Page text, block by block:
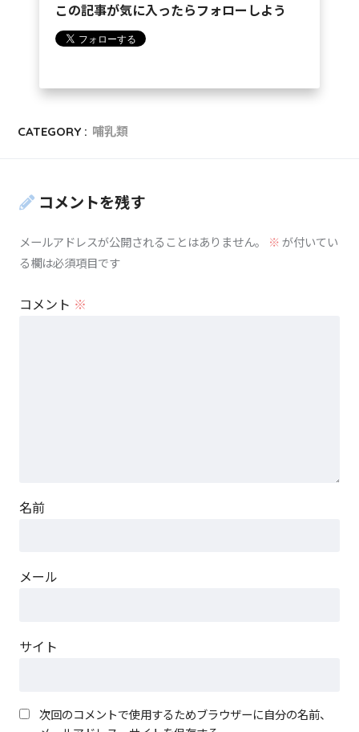
この記事が気に入ったらフォローしよう
CATEGORY : 哺乳類
コメントを残す
メールアドレスが公開されることはありません。 ※が付いてい
る欄は必須項目です
コメント ※
名前
メール
サイト
次回のコメントで使用するためブラウザーに自分の名前、